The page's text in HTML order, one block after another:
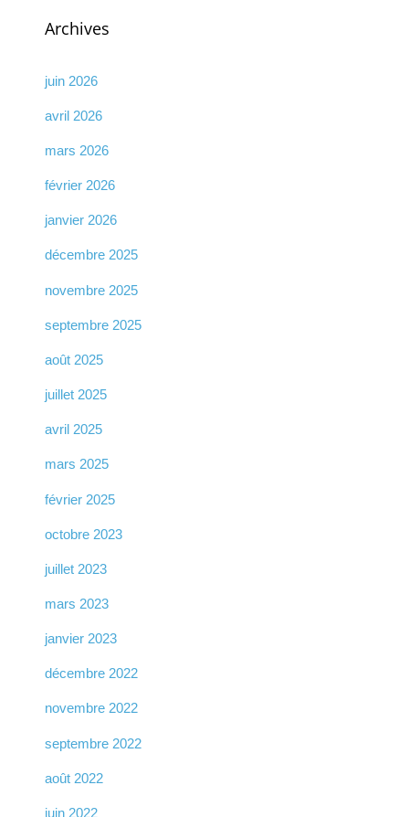
Archives
juin 2026
avril 2026
mars 2026
février 2026
janvier 2026
décembre 2025
novembre 2025
septembre 2025
août 2025
juillet 2025
avril 2025
mars 2025
février 2025
octobre 2023
juillet 2023
mars 2023
janvier 2023
décembre 2022
novembre 2022
septembre 2022
août 2022
juin 2022